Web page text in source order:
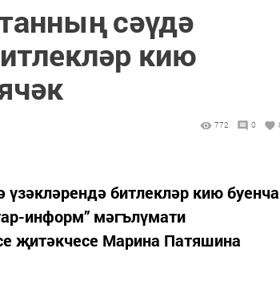
сәүдә
кию
772 0
битлекләр кию буенча
информ” мәгълүмати
җитәкчесе Марина Патяшина